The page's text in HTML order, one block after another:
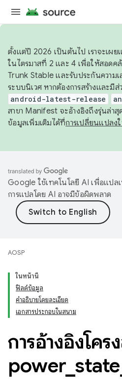
ตั้งแต่ปี 2026 เป็นต้นไป เราจะเผย
ในไตรมาสที่ 2 และ 4 เพื่อให้สอดค
Trunk Stable และรับประกันความ
ระบบนิเวศ หากต้องการสร้างและมี
android-latest-release
สาขา Manifest จะอ้างอิงถึงรุ่นล่า
ข้อมูลเพิ่มเติมได้ที่การเปลี่ยนแปลง
Google ใช้เทคโนโลยี AI เพื่อแป
การแปลโดย AI อาจมีข้อผิดพลาด
AOSP
ในหน้านี้
ฟิลด์ข้อมูล
คำอธิบายโดยละเอียด
เอกสารประกอบในสนาม
การอ้างอิงโคร
power_ state